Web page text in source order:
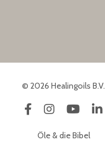
© 2026 Healingoils B.V.
Öle & die Bibel